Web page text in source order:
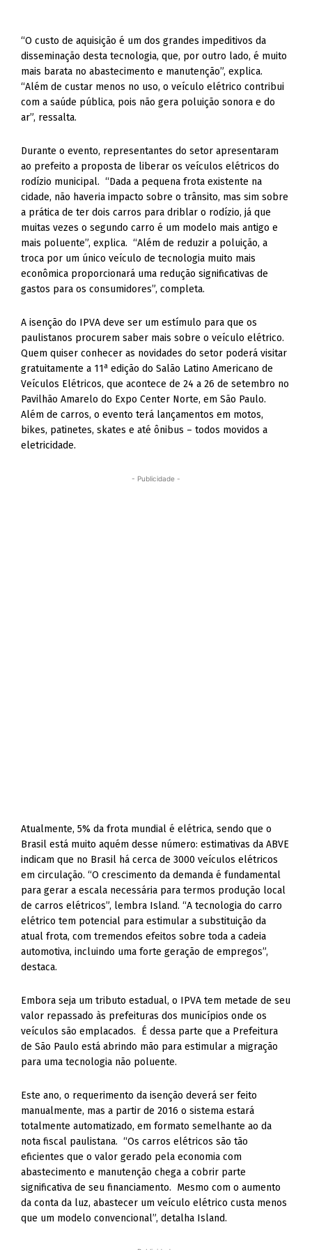
“O custo de aquisição é um dos grandes impeditivos da
disseminação desta tecnologia, que, por outro lado, é muito
mais barata no abastecimento e manutenção”, explica.
“Além de custar menos no uso, o veículo elétrico contribui
com a saúde pública, pois não gera poluição sonora e do
ar”, ressalta.
Durante o evento, representantes do setor apresentaram
ao prefeito a proposta de liberar os veículos elétricos do
rodízio municipal. “Dada a pequena frota existente na
cidade, não haveria impacto sobre o trânsito, mas sim sobre
a prática de ter dois carros para driblar o rodízio, já que
muitas vezes o segundo carro é um modelo mais antigo e
mais poluente”, explica. “Além de reduzir a poluição, a
troca por um único veículo de tecnologia muito mais
econômica proporcionará uma redução significativas de
gastos para os consumidores”, completa.
A isenção do IPVA deve ser um estímulo para que os
paulistanos procurem saber mais sobre o veículo elétrico.
Quem quiser conhecer as novidades do setor poderá visitar
gratuitamente a 11a edição do Salão Latino Americano de
Veículos Elétricos, que acontece de 24 a 26 de setembro no
Pavilhão Amarelo do Expo Center Norte, em São Paulo.
Além de carros, o evento terá lançamentos em motos,
bikes, patinetes, skates e até ônibus – todos movidos a
eletricidade.
- Publicidade -
Atualmente, 5% da frota mundial é elétrica, sendo que o
Brasil está muito aquém desse número: estimativas da ABVE
indicam que no Brasil há cerca de 3000 veículos elétricos
em circulação. “O crescimento da demanda é fundamental
para gerar a escala necessária para termos produção local
de carros elétricos”, lembra Island. “A tecnologia do carro
elétrico tem potencial para estimular a substituição da
atual frota, com tremendos efeitos sobre toda a cadeia
automotiva, incluindo uma forte geração de empregos”,
destaca.
Embora seja um tributo estadual, o IPVA tem metade de seu
valor repassado às prefeituras dos municípios onde os
veículos são emplacados. É dessa parte que a Prefeitura
de São Paulo está abrindo mão para estimular a migração
para uma tecnologia não poluente.
Este ano, o requerimento da isenção deverá ser feito
manualmente, mas a partir de 2016 o sistema estará
totalmente automatizado, em formato semelhante ao da
nota fiscal paulistana. “Os carros elétricos são tão
eficientes que o valor gerado pela economia com
abastecimento e manutenção chega a cobrir parte
significativa de seu financiamento. Mesmo com o aumento
da conta da luz, abastecer um veículo elétrico custa menos
que um modelo convencional”, detalha Island.